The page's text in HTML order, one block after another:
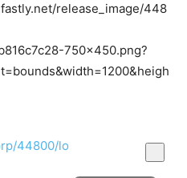
release_image/448
750×450.png?
44800/lo